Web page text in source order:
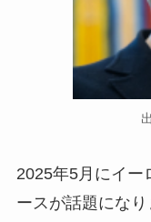
2025年5月にイー
ースが話題になり